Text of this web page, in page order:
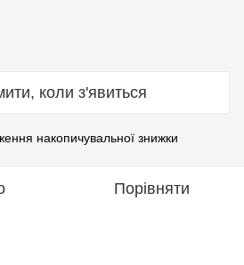
коли з'явиться
накопичувальної знижки
Порівняти